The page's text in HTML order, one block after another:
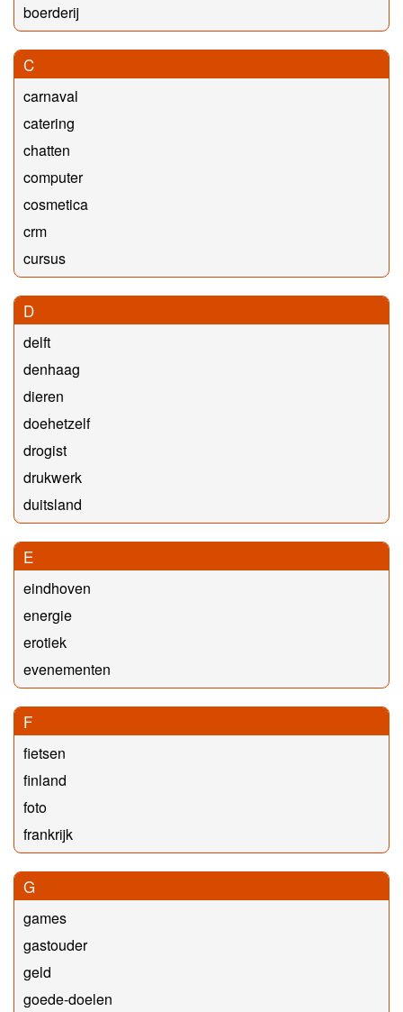
boerderij
C
carnaval
catering
chatten
computer
cosmetica
crm
cursus
D
delft
denhaag
dieren
doehetzelf
drogist
drukwerk
duitsland
E
eindhoven
energie
erotiek
evenementen
F
fietsen
finland
foto
frankrijk
G
games
gastouder
geld
goede-doelen